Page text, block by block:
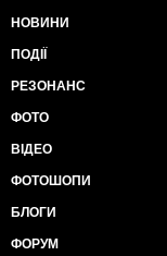
НОВИНИ
ПОДІЇ
РЕЗОНАНС
ФОТО
ВІДЕО
ФОТОШОПИ
БЛОГИ
ФОРУМ